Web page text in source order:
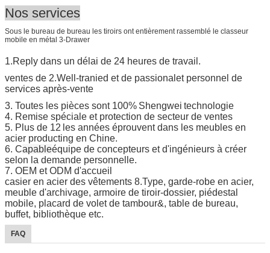
Nos services
Sous le bureau de bureau les tiroirs ont entièrement rassemblé le classeur
mobile en métal 3-Drawer
1.Reply dans un délai de 24 heures de travail.
ventes de 2.Well-tranied et de passional et personnel de
services après-vente
3. Toutes les pièces sont 100% Shengwei technologie
4. Remise spéciale et protection de secteur de ventes
5. Plus de 12 les années éprouvent dans les meubles en
acier producting en Chine.
6. Capableéquipe de concepteurs et d'ingénieurs à créer
selon la demande personnelle.
7. OEM et ODM d'accueil
casier en acier des vêtements 8.Type, garde-robe en acier,
meuble d'archivage, armoire de tiroir-dossier, piédestal
mobile, placard de volet de tambour&, table de bureau,
buffet, bibliothèque etc.
FAQ